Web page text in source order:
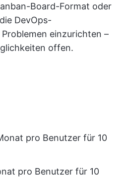
Board-Format oder
DevOps-
einzurichten –
offen.
pro Benutzer für 10
pro Benutzer für 10